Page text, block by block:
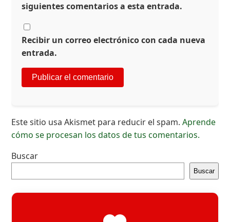
siguientes comentarios a esta entrada.
Recibir un correo electrónico con cada nueva
entrada.
Este sitio usa Akismet para reducir el spam.Aprende
cómo se procesan los datos de tus comentarios.
Buscar
Buscar